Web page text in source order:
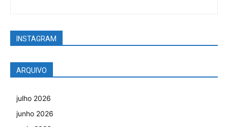
INSTAGRAM
ARQUIVO
julho 2026
junho 2026